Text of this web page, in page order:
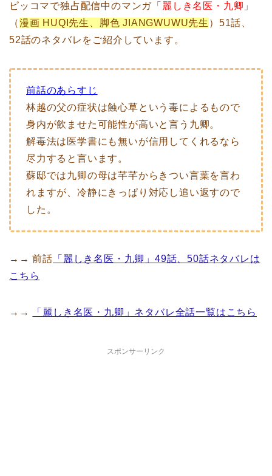
ピッコマで独占配信中のマンガ「 麗しき名医・九卿 」
（漫画 HUQI先生、脚色 JIANGWUWU先生 ）51話、
52話のネタバレをご紹介しています。
前話のあらすじ
林越の父の症状は蝕心草という毒によるもので
身内が飲ませた可能性が高いと言う九卿。
解毒法は医学書にも無いが信用してくれるなら
尽力すると言います。
蘇邸では九卿の母は芊芊からきつい言葉を言わ
れますが、冷静にきっぱり対応し追い返すので
した。
→→ 前話 「麗しき名医・九卿」49話、50話ネタバレは
こちら
→→ 「麗しき名医・九卿」ネタバレ全話一覧はこちら
スポンサーリンク